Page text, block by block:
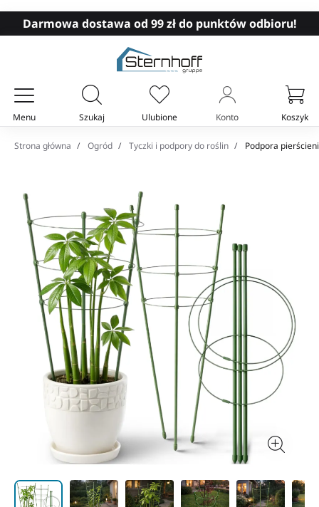
Darmowa dostawa od 99 zł do punktów odbioru!
Menu Szukaj Ulubione Konto Koszyk
Twój koszyk
Strona główna Ogród Tyczki i podpory do roślin Podpora